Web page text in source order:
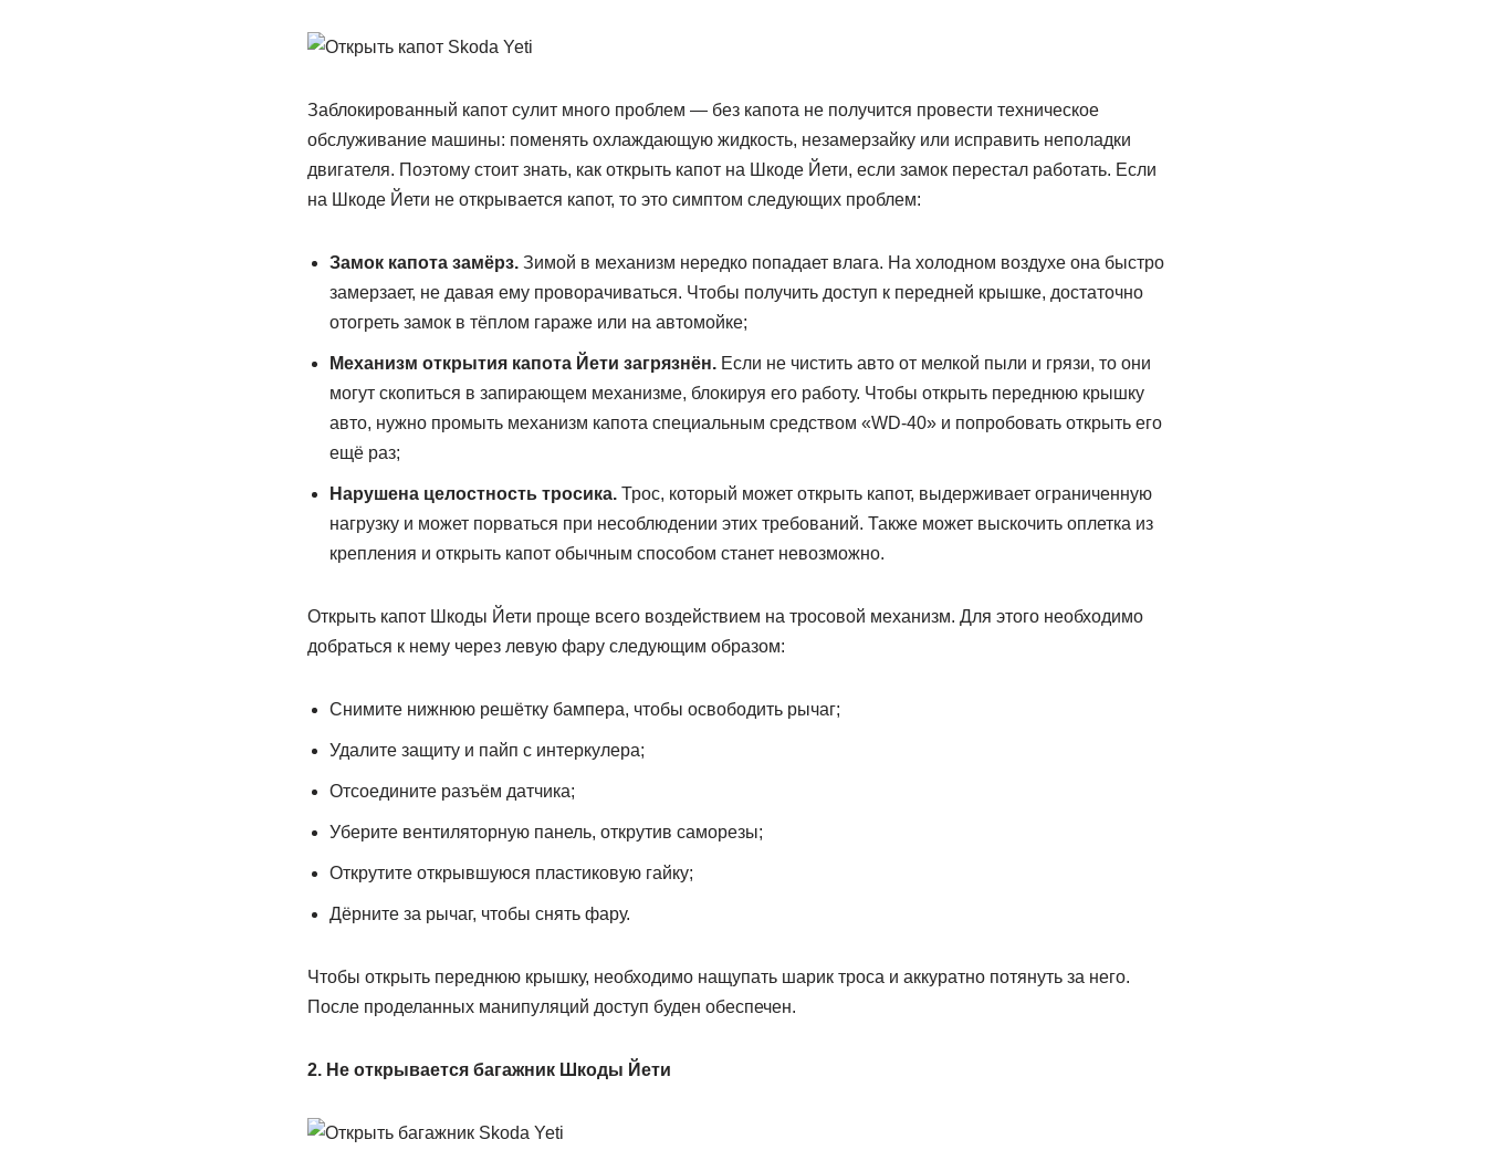
Заблокированный капот сулит много проблем — без капота не получится провести техническое
обслуживание машины: поменять охлаждающую жидкость, незамерзайку или исправить неполадки
двигателя. Поэтому стоит знать, как открыть капот на Шкоде Йети, если замок перестал работать. Если
на Шкоде Йети не открывается капот, то это симптом следующих проблем:
Замок капота замёрз.Зимой в механизм нередко попадает влага. На холодном воздухе она быстро
замерзает, не давая ему проворачиваться. Чтобы получить доступ к передней крышке, достаточно
отогреть замок в тёплом гараже или на автомойке;
Механизм открытия капота Йети загрязнён.Если не чистить авто от мелкой пыли и грязи, то они
могут скопиться в запирающем механизме, блокируя его работу. Чтобы открыть переднюю крышку
авто, нужно промыть механизм капота специальным средством «WD-40» и попробовать открыть его
ещё раз;
Нарушена целостность тросика.Трос, который может открыть капот, выдерживает ограниченную
нагрузку и может порваться при несоблюдении этих требований. Также может выскочить оплетка из
крепления и открыть капот обычным способом станет невозможно.
Открыть капот Шкоды Йети проще всего воздействием на тросовой механизм. Для этого необходимо
добраться к нему через левую фару следующим образом:
Снимите нижнюю решётку бампера, чтобы освободить рычаг;
Удалите защиту и пайп с интеркулера;
Отсоедините разъём датчика;
Уберите вентиляторную панель, открутив саморезы;
Открутите открывшуюся пластиковую гайку;
Дёрните за рычаг, чтобы снять фару.
Чтобы открыть переднюю крышку, необходимо нащупать шарик троса и аккуратно потянуть за него.
После проделанных манипуляций доступ буден обеспечен.
2. Не открывается багажник Шкоды Йети